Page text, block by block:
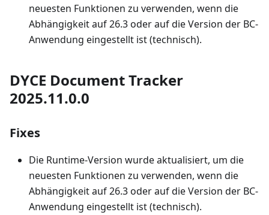
neuesten Funktionen zu verwenden, wenn die
Abhängigkeit auf 26.3 oder auf die Version der BC-
Anwendung eingestellt ist (technisch).
DYCE Document Tracker
2025.11.0.0
Fixes
Die Runtime-Version wurde aktualisiert, um die
neuesten Funktionen zu verwenden, wenn die
Abhängigkeit auf 26.3 oder auf die Version der BC-
Anwendung eingestellt ist (technisch).